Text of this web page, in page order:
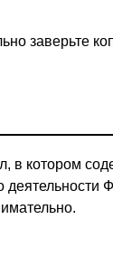
заверьте
в котором
деятельности